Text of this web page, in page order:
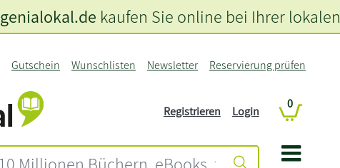
Gutschein Wunschlisten Newsletter Reservierung prüfen
Registrieren Login
0
genialokal.de kaufen Sie online bei Ihrer lokalen